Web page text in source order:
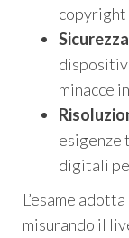
copyright
minacce
esigenze
digitali
L’esame adotta
misurando il